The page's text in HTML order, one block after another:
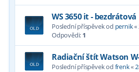
WS 3650 it - bezdrátová
Poslední příspěvek od pernik«
Odpovědi: 1
Radiační štít Watson
Poslední příspěvek od frenk«